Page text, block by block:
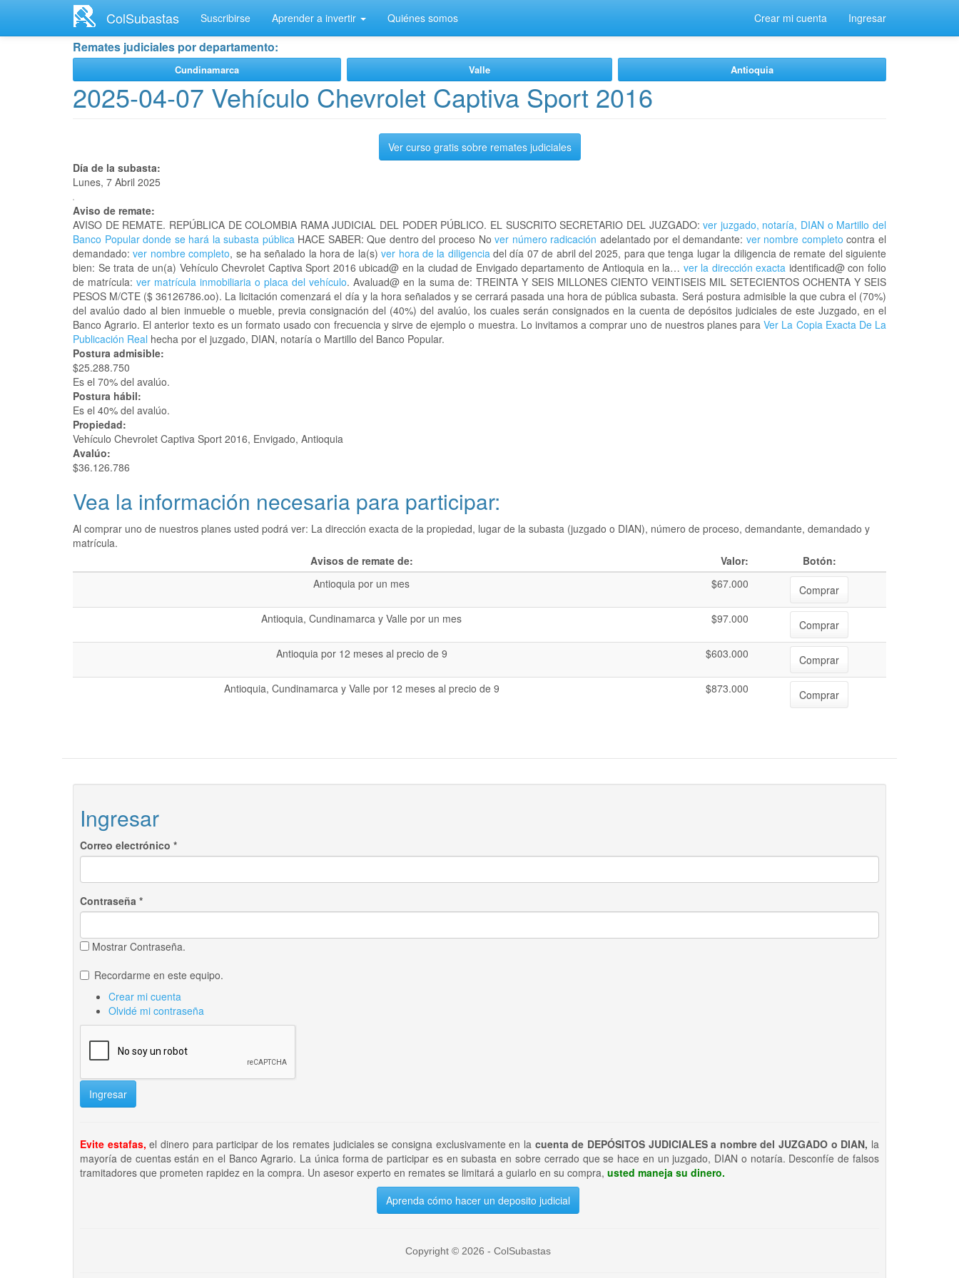
contenido
ColSubastas Suscribirse Aprender a invertir Quiénes somos Crear mi cuenta Ingresar
Remates judiciales por departamento:
Cundinamarca Valle Antioquia
2025-04-07 Vehículo Chevrolet Captiva Sport 2016
Ver curso gratis sobre remates judiciales
Día de la subasta:
Lunes, 7 Abril 2025
Aviso de remate:
AVISO DE REMATE. REPÚBLICA DE COLOMBIA RAMA JUDICIAL DEL PODER PÚBLICO. EL SUSCRITO SECRETARIO DEL JUZGADO: ver juzgado, notaría, DIAN o Martillo del
Banco Popular donde se hará la subasta públicaHACE SABER: Que dentro del proceso Nover número radicación adelantado por el demandante: ver nombre completo contra el
demandado:ver nombre completo, se ha señalado la hora de la(s)ver hora de la diligenciadel día 07 de abril del 2025, para que tenga lugar la diligencia de remate del siguiente
bien: Se trata de un(a) Vehículo Chevrolet Captiva Sport 2016 ubicad@ en la ciudad de Envigado departamento de Antioquia en la… ver la dirección exacta identificad@ con folio
de matrícula: ver matrícula inmobiliaria o placa del vehículo. Avaluad@ en la suma de: TREINTA Y SEIS MILLONES CIENTO VEINTISEIS MIL SETECIENTOS OCHENTA Y SEIS
PESOS M/CTE ($ 36126786.oo). La licitación comenzará el día y la hora señalados y se cerrará pasada una hora de pública subasta. Será postura admisible la que cubra el (70%)
del avalúo dado al bien inmueble o mueble, previa consignación del (40%) del avalúo, los cuales serán consignados en la cuenta de depósitos judiciales de este Juzgado, en el
Banco Agrario. El anterior texto es un formato usado con frecuencia y sirve de ejemplo o muestra. Lo invitamos a comprar uno de nuestros planes paraVer La Copia Exacta De La
Publicación Real hecha por el juzgado, DIAN, notaría o Martillo del Banco Popular.
Postura admisible:
$25.288.750
Es el 70% del avalúo.
Postura hábil:
Es el 40% del avalúo.
Propiedad:
Vehículo Chevrolet Captiva Sport 2016, Envigado, Antioquia
Avalúo:
$36.126.786
Vea la información necesaria para participar:
Al comprar uno de nuestros planes usted podrá ver: La dirección exacta de la propiedad, lugar de la subasta (juzgado o DIAN), número de proceso, demandante, demandado y
matrícula.
Avisos de remate de:
Valor:
Botón:
Antioquia por un mes
$67.000
Comprar
Antioquia, Cundinamarca y Valle por un mes
$97.000
Comprar
Antioquia por 12 meses al precio de 9
$603.000
Comprar
Antioquia, Cundinamarca y Valle por 12 meses al precio de 9
$873.000 Comprar
Ingresar
Correo electrónico *
Contraseña *
Mostrar Contraseña.
Recordarme en este equipo.
Crear mi cuenta
Olvidé mi contraseña
Ingresar
Evite estafas, el dinero para participar de los remates judiciales se consigna exclusivamente en lacuenta de DEPÓSITOS JUDICIALES a nombre del JUZGADO o DIAN, la
mayoría de cuentas están en el Banco Agrario. La única forma de participar es en subasta en sobre cerrado que se hace en un juzgado, DIAN o notaría. Desconfíe de falsos
tramitadores que prometen rapidez en la compra. Un asesor experto en remates se limitará a guiarlo en su compra, usted maneja su dinero.
Aprenda cómo hacer un deposito judicial
Copyright © 2026 - ColSubastas